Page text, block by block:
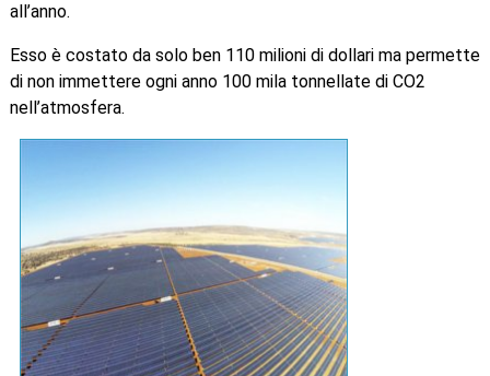
all’anno.
Esso è costato da solo ben 110 milioni di dollari ma permette
di non immettere ogni anno 100 mila tonnellate di CO2
nell’atmosfera.